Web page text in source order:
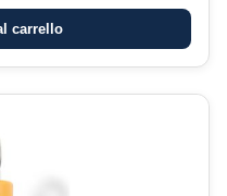
carrello